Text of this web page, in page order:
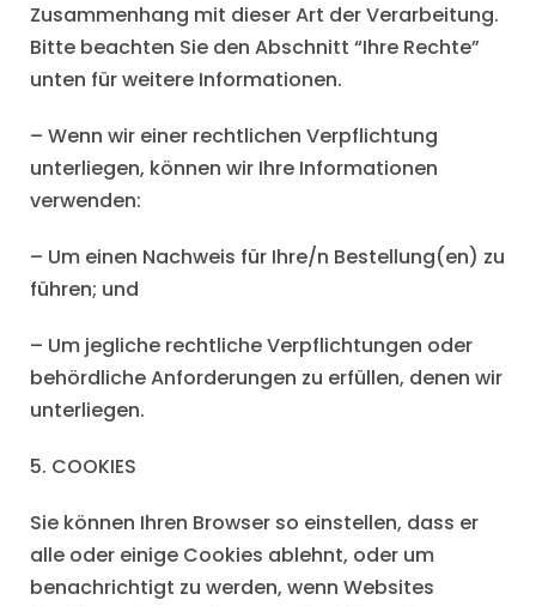
Zusammenhang mit dieser Art der Verarbeitung.
Bitte beachten Sie den Abschnitt “Ihre Rechte”
unten für weitere Informationen.
– Wenn wir einer rechtlichen Verpflichtung
unterliegen, können wir Ihre Informationen
verwenden:
– Um einen Nachweis für Ihre/n Bestellung(en) zu
führen; und
– Um jegliche rechtliche Verpflichtungen oder
behördliche Anforderungen zu erfüllen, denen wir
unterliegen.
5. COOKIES
Sie können Ihren Browser so einstellen, dass er
alle oder einige Cookies ablehnt, oder um
benachrichtigt zu werden, wenn Websites